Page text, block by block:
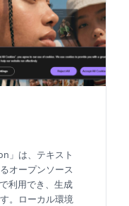
」は、テキスト
オープンソース
利用でき、生成
。ローカル環境